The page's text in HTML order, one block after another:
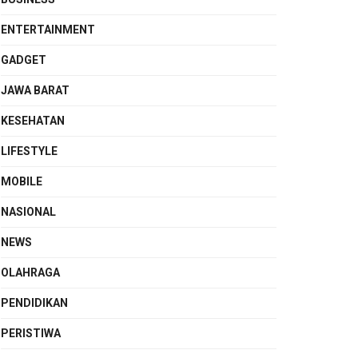
ENTERTAINMENT
GADGET
JAWA BARAT
KESEHATAN
LIFESTYLE
MOBILE
NASIONAL
NEWS
OLAHRAGA
PENDIDIKAN
PERISTIWA